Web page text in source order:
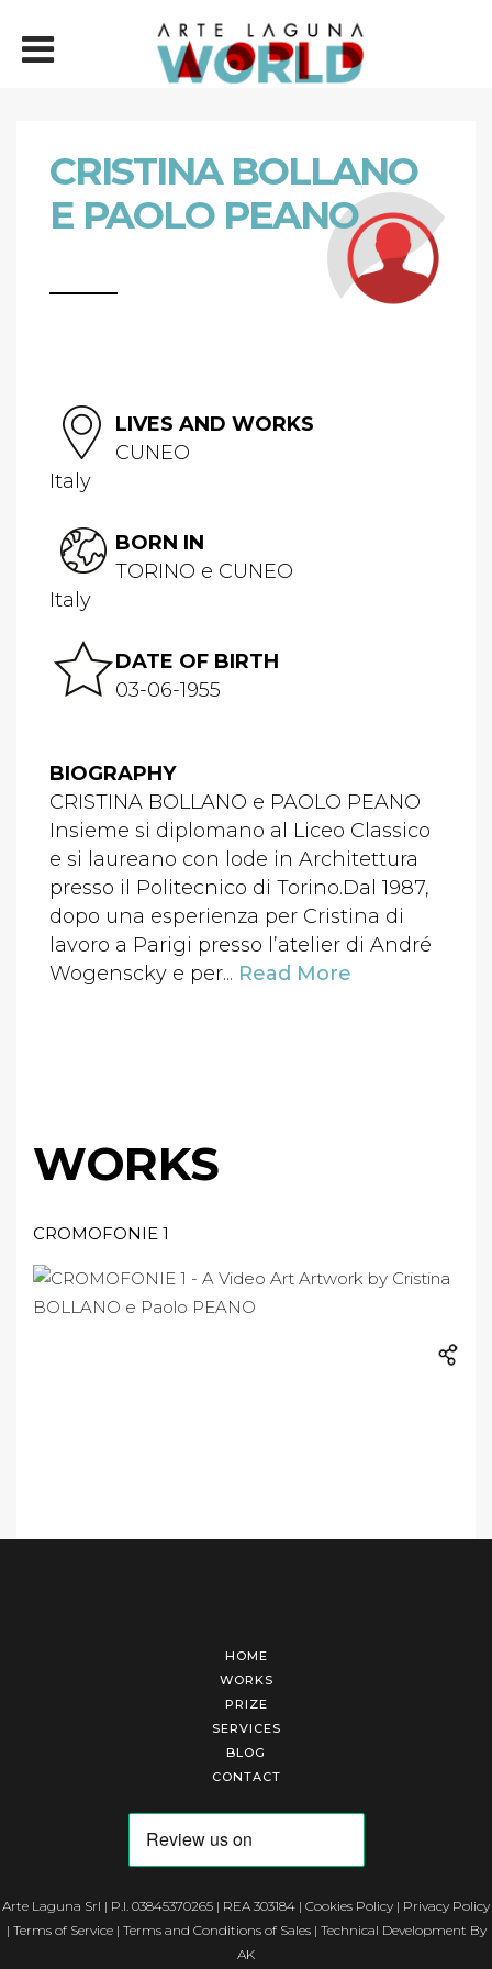
CRISTINA BOLLANO
E PAOLO PEANO
LIVES AND WORKS
CUNEO
Italy
BORN IN
TORINO e CUNEO
Italy
DATE OF BIRTH
03-06-1955
BIOGRAPHY
CRISTINA BOLLANO e PAOLO PEANO
Insieme si diplomano al Liceo Classico
e si laureano con lode in Architettura
presso il Politecnico di Torino.Dal 1987,
dopo una esperienza per Cristina di
lavoro a Parigi presso l’atelier di André
Wogenscky e per... Read More
WORKS
CROMOFONIE 1
HOME
WORKS
PRIZE
SERVICES
BLOG
CONTACT
Arte Laguna Srl | P.I. 03845370265 | REA 303184 | Cookies Policy | Privacy Policy
| Terms of Service| Terms and Conditions of Sales| Technical Development By
AK